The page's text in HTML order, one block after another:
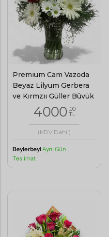
Premium Cam Vazoda
Beyaz Lilyum Gerbera
ve Kırmzıı Güller Büyük
4000 ,00
TL
(KDV Dahil)
Beylerbeyi Aynı Gün
Teslimat